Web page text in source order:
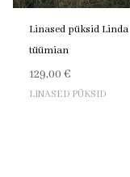
Linased püksid Linda
tüümian
129,00€
LINASED PÜKSID